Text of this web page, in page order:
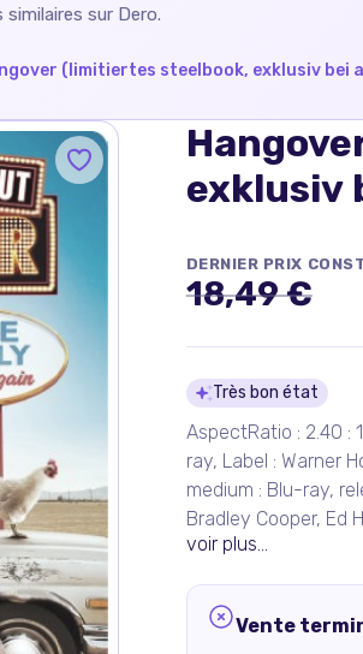
sur Dero.
(limitiertes steelbook, exklusiv bei
exklusiv
DERNIER PRIX
18,49 €
Détails
Très bon état
AspectRatio : 2.40 :
ray, Label : Warner
medium : Blu-ray,
Bradley Cooper, Ed
voir plus...
Vente